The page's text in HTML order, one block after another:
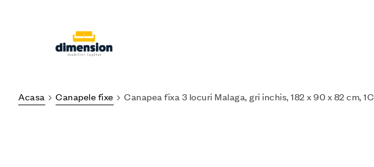
Acasa Canapele fixe Canapea fixa 3 locuri Malaga, gri inchis, 182 x 90 x 82 cm, 1C